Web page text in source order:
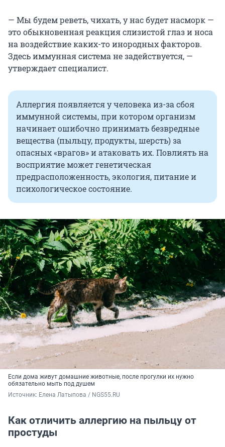
— Мы будем реветь, чихать, у нас будет насморк —
это обыкновенная реакция слизистой глаз и носа
на воздействие каких-то инородных факторов.
Здесь иммунная система не задействуется, —
утверждает специалист.
Аллергия появляется у человека из-за сбоя
иммунной системы, при котором организм
начинает ошибочно принимать безвредные
вещества (пыльцу, продукты, шерсть) за
опасных «врагов» и атаковать их. Повлиять на
восприятие может генетическая
предрасположенность, экология, питание и
психологическое состояние.
Если дома живут домашние животные, после прогулки их нужно
обязательно мыть под душем
Источник: Елена Латыпова / NGS55.RU
Как отличить аллергию на пыльцу от
простуды